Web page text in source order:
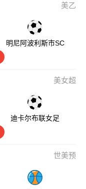
美乙
明尼阿波利斯市SC
美女超
迪卡尔布联女足
世美预